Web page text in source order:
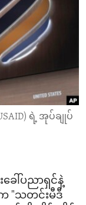
ရဲ့ အုပ်ချုပ်
ေါ်ပညာရှင်နဲ့
က "သတင်းမီဒီ